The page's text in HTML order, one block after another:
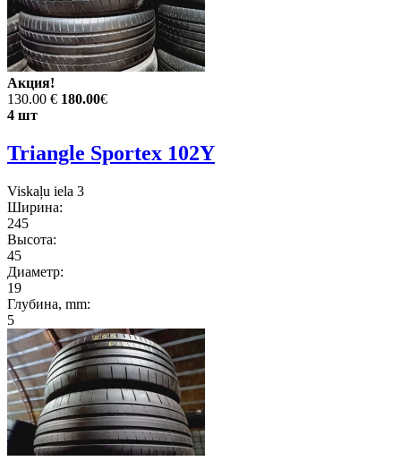
Акция!
130.00 € 180.00€
4 шт
Triangle Sportex 102Y
Viskaļu iela 3
Ширина:
245
Высота:
45
Диаметр:
19
Глубина, mm:
5